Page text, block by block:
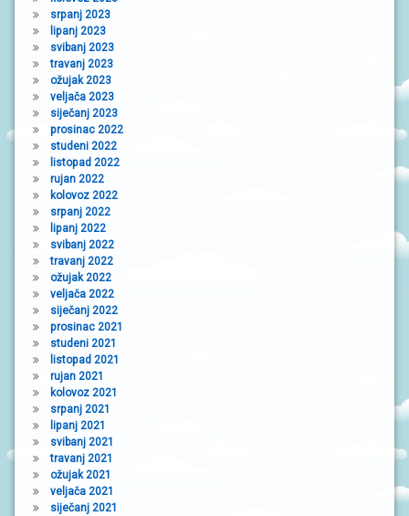
srpanj 2023
lipanj 2023
svibanj 2023
travanj 2023
ožujak 2023
veljača 2023
siječanj 2023
prosinac 2022
studeni 2022
listopad 2022
rujan 2022
kolovoz 2022
srpanj 2022
lipanj 2022
svibanj 2022
travanj 2022
ožujak 2022
veljača 2022
siječanj 2022
prosinac 2021
studeni 2021
listopad 2021
rujan 2021
kolovoz 2021
srpanj 2021
lipanj 2021
svibanj 2021
travanj 2021
ožujak 2021
veljača 2021
siječanj 2021